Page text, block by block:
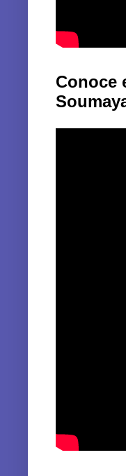
Conoce